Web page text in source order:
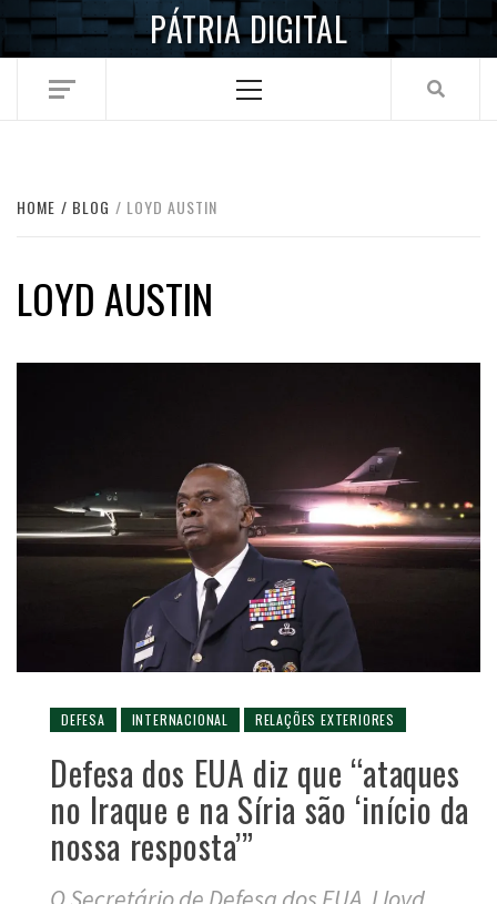
Skip
PÁTRIA DIGITAL
Menu
HOME BLOG LOYD AUSTIN
LOYD AUSTIN
DEFESA INTERNACIONAL RELAÇÕES EXTERIORES
Defesa dos EUA diz que “ataques
no Iraque e na Síria são ‘início da
nossa resposta’”